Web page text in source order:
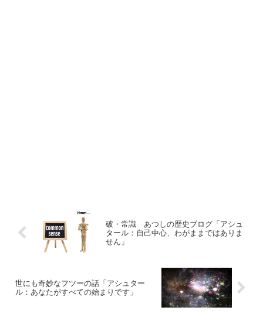
破・常識 あつしの歴史ブログ「アシュ
タール：自己中心、わがままではありま
せん」
世にも奇妙なフツーの話「アシュター
ル：あなたがすべての始まりです」